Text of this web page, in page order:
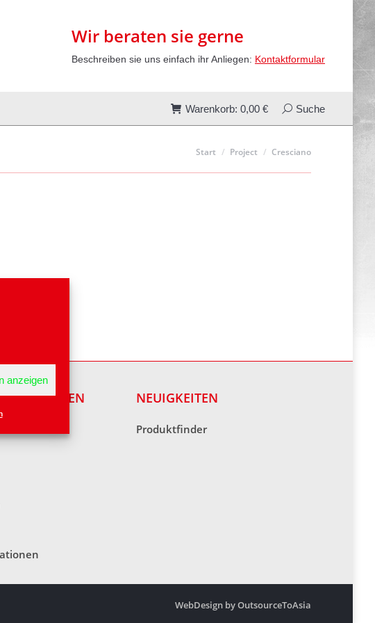
anzeigen
Wir beraten sie gerne
Beschreiben sie uns einfach ihr Anliegen: Kontaktformular
Warenkorb: 0,00 € Search:
Suche
Sie befinden sich hier:
Start Project Cresciano
NEUIGKEITEN
Produktfinder
WebDesign by OutsourceToAsia